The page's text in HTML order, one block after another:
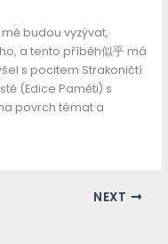
budou vyzývat,
a tento příběh似乎 má
s pocitem Strakoničtí
(Edice Paměti) s
povrch témat a
NEXT